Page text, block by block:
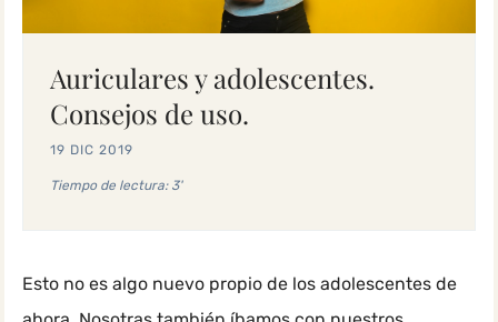
Auriculares y adolescentes.
Consejos de uso.
19 DIC 2019
Tiempo de lectura: 3'
Esto no es algo nuevo propio de los adolescentes de